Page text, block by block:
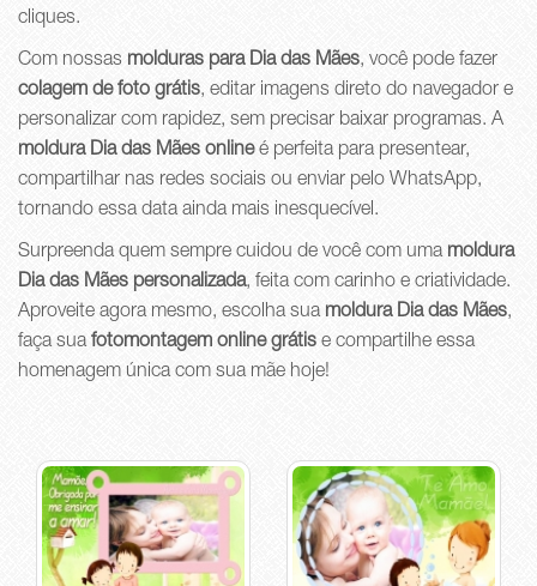
cliques.
Com nossas molduras para Dia das Mães, você pode fazer
colagem de foto grátis, editar imagens direto do navegador e
personalizar com rapidez, sem precisar baixar programas. A
moldura Dia das Mães onlineé perfeita para presentear,
compartilhar nas redes sociais ou enviar pelo WhatsApp,
tornando essa data ainda mais inesquecível.
Surpreenda quem sempre cuidou de você com uma moldura
Dia das Mães personalizada, feita com carinho e criatividade.
Aproveite agora mesmo, escolha sua moldura Dia das Mães,
faça suafotomontagem online grátis e compartilhe essa
homenagem única com sua mãe hoje!